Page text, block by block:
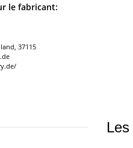
le fabricant:
37115